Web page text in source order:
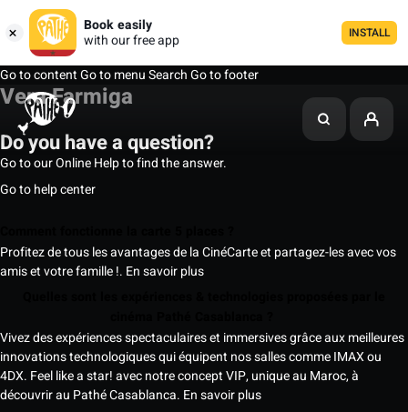
Book easily
with our free app
INSTALL
Go to contentGo to menuSearchGo to footer
Vera Farmiga
Do you have a question?
Go to our Online Help to find the answer.
Go to help center
Profitez de tous les avantages de la CinéCarte et partagez-les avec vos
amis et votre famille !. En savoir plus
Vivez des expériences spectaculaires et immersives grâce aux meilleures
innovations technologiques qui équipent nos salles comme IMAX ou
4DX. Feel like a star! avec notre concept VIP, unique au Maroc, à
découvrir au Pathé Casablanca. En savoir plus